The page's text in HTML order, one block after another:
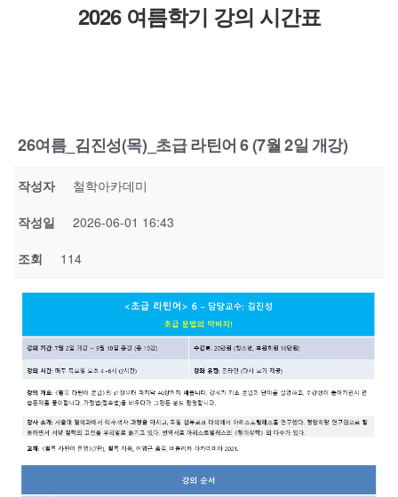
2026 여름학기 강의 시간표
26여름_김진성(목)_초급 라틴어 6 (7월 2일 개강)
작성자 철학아카데미
작성일 2026-06-01 16:43
조회 114